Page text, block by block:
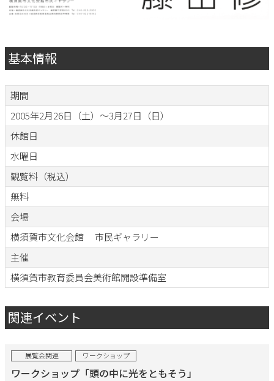
基本情報
期間
2005年2月26日（土）～3月27日（日）
休館日
水曜日
観覧料（税込）
無料
会場
横須賀市文化会館 市民ギャラリー
主催
横須賀市教育委員会美術館開設準備室
関連イベント
展覧会関連 ワークショップ
ワークショップ「頭の中に光をともそう」